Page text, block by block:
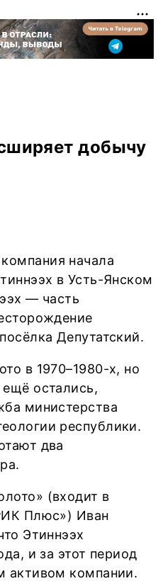
добычу
начала
в Усть-Янском
— часть
Депутатский.
в 1970–1980-х, но
остались,
министерства
республики.
два
(входит в
Плюс») Иван
Этиннээх
и за этот период
активом компании.